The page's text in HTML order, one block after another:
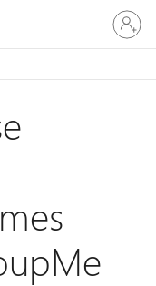
Logige
sisse
oma